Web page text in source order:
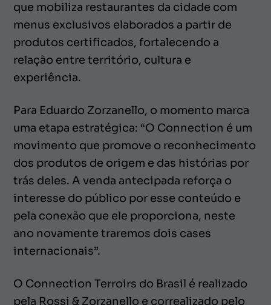
que mobiliza restaurantes da cidade com
menus exclusivos elaborados a partir de
produtos certificados, fortalecendo a
relação entre território, cultura e
experiência.
Para Eduardo Zorzanello, o momento marca
uma etapa estratégica: “O Connection é um
movimento que promove o reconhecimento
dos produtos de origem e das histórias por
trás deles. A venda antecipada reforça o
interesse do público por esse conteúdo e
pela conexão que ele proporciona, neste
ano novamente traremos dois cases
internacionais”.
O Connection Terroirs do Brasil é realizado
pela Rossi & Zorzanello e correalizado pelo